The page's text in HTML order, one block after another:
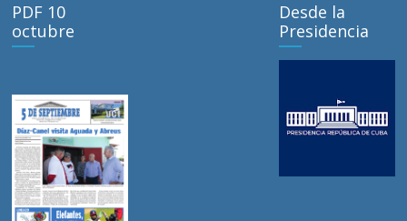
PDF 10
octubre
Desde la
Presidencia